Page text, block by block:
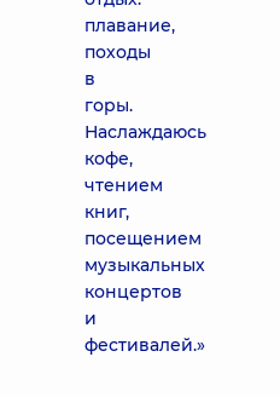
плавание,
походы
в
горы.
Наслаждаюсь
кофе,
чтением
книг,
посещением
музыкальных
концертов
и
фестивалей.»